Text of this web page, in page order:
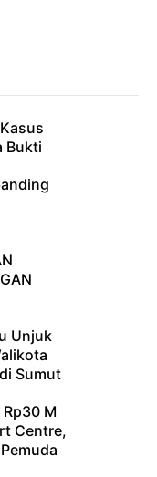
Bukti
Unjuk
Sumut
M
Centre,